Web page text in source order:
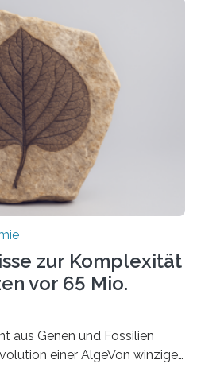
um Prof. Dr. Ralf Erdmann
hat nun einen bislang
des
in der Bäckerhefe
entdeckt, der für die
entscheidend ist. Die
2025 in der
zur Komplexität
vor 65 Mio.
aus Genen und Fossilien
einer AlgeVon winzigen